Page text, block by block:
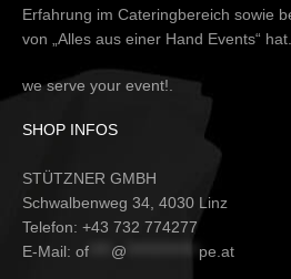
Erfahrung im Cateringbereich sowie
von „Alles aus einer Hand Events“ hat.
we serve your event!.
SHOP INFOS
STÜTZNER GMBH
Schwalbenweg 34, 4030 Linz
Telefon: +43 732 774277
E-Mail:of @ pe.at